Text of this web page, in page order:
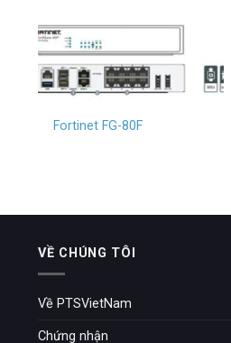
Fortinet FG-80F
VỀ CHÚNG TÔI
Về PTSVietNam
Chứng nhận